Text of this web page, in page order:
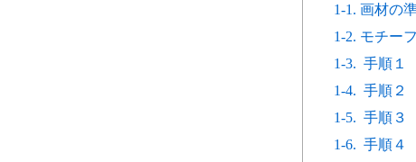
1-1. 画材の
1-2. モチー
1-3. 手順１
1-4. 手順２
1-5. 手順３
1-6. 手順４